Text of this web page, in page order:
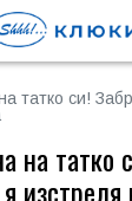
татко си!
на татко
изстреля